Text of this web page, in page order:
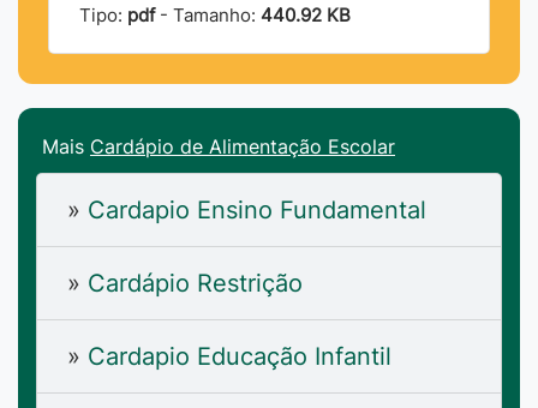
Tipo: pdf- Tamanho: 440.92 KB
Mais Cardápio de Alimentação Escolar
» Cardapio Ensino Fundamental
» Cardápio Restrição
» Cardapio Educação Infantil